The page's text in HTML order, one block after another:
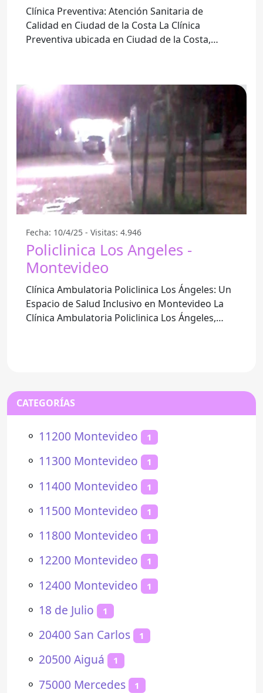
Clínica Preventiva: Atención Sanitaria de
Calidad en Ciudad de la Costa La Clínica
Preventiva ubicada en Ciudad de la Costa,
Fecha: 10/4/25 - Visitas: 4.946
Policlinica Los Angeles -
Montevideo
Clínica Ambulatoria Policlinica Los Ángeles: Un
Espacio de Salud Inclusivo en Montevideo La
Clínica Ambulatoria Policlinica Los Ángeles,
CATEGORÍAS
⚬ 11200 Montevideo 1
⚬ 11300 Montevideo 1
⚬ 11400 Montevideo 1
⚬ 11500 Montevideo 1
⚬ 11800 Montevideo 1
⚬ 12200 Montevideo 1
⚬ 12400 Montevideo 1
⚬ 18 de Julio 1
⚬ 20400 San Carlos 1
⚬ 20500 Aiguá 1
⚬ 75000 Mercedes 1